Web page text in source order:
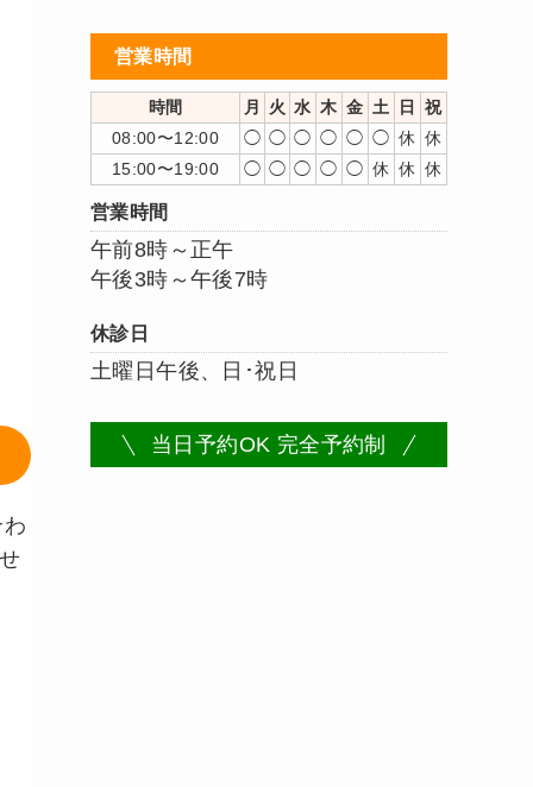
営業時間
時間 月 火 水 木 金 土 日
祝
08:00〜12:00
◯ ◯ ◯ ◯ ◯ ◯ 休 休
15:00〜19:00
◯ ◯ ◯ ◯ ◯ 休 休 休
営業時間
午前8時～正午
午後3時～午後7時
休診日
土曜日午後、日･祝日
当日予約OK 完全予約制